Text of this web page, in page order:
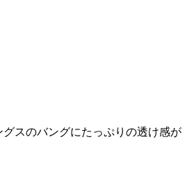
スのバングにたっぷりの透け感が